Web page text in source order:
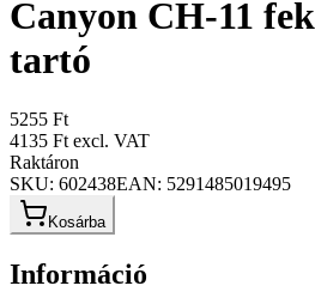
Canyon CH-11
tartó
5255 Ft
4135 Ft excl. VAT
Raktáron
SKU: 602438EAN: 5291485019495
Kosárba
Információ